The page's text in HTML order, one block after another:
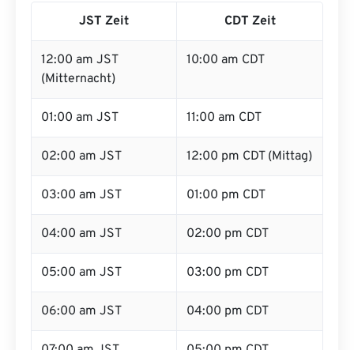
JST Zeit CDT Zeit
12:00 am JST
(Mitternacht)
10:00 am CDT
01:00 am JST 11:00 am CDT
02:00 am JST 12:00 pm CDT (Mittag)
03:00 am JST 01:00 pm CDT
04:00 am JST 02:00 pm CDT
05:00 am JST 03:00 pm CDT
06:00 am JST 04:00 pm CDT